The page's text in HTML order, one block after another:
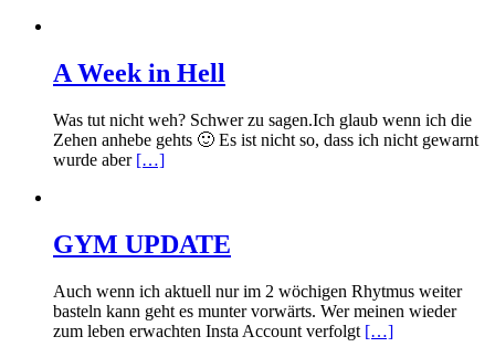
A Week in Hell
Was tut nicht weh? Schwer zu sagen.Ich glaub wenn ich die
Zehen anhebe gehts 🙂 Es ist nicht so, dass ich nicht gewarnt
wurde aber […]
GYM UPDATE
Auch wenn ich aktuell nur im 2 wöchigen Rhytmus weiter
basteln kann geht es munter vorwärts. Wer meinen wieder
zum leben erwachten Insta Account verfolgt […]